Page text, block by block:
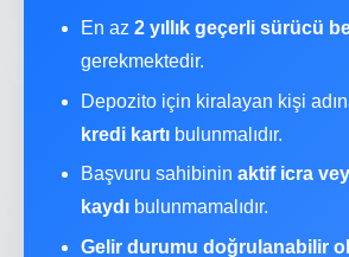
En az 2 yıllık geçerli sürücü
gerekmektedir.
Depozito için kiralayan kişi
kredi kartı bulunmalıdır.
Başvuru sahibinin aktif icra
kaydı bulunmamalıdır.
Gelir durumu doğrulanabilir